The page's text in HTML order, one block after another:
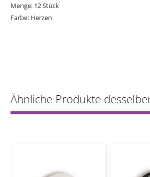
Menge: 12 Stück
Farbe: Herzen
Ähnliche Produkte